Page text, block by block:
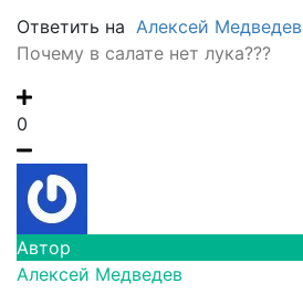
Ответить на Алексей Медведев
Почему в салате нет лука???
0
Автор
Алексей Медведев